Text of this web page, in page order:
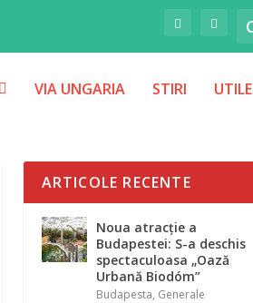
VIA UNGARIA STIRI UTILE
ARTICOLE RECENTE
Noua atracție a
Budapestei: S-a deschis
spectaculoasa „Oază
Urbană Biodóm”
Budapesta, Generale